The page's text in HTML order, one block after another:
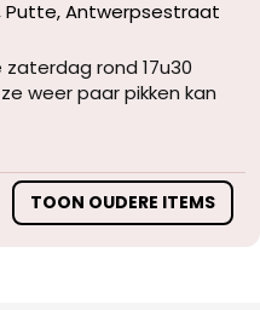
Putte, Antwerpsestraat
rond 17u30
weer paar pikken kan
TOON OUDERE ITEMS